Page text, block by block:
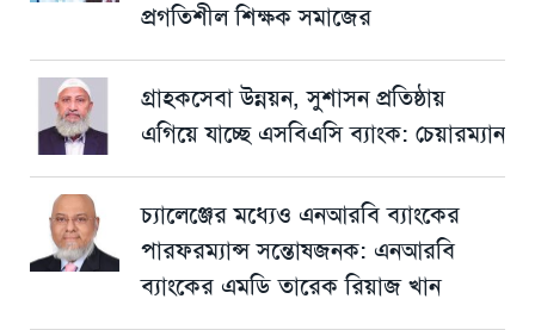
প্রগতিশীল শিক্ষক সমাজের
গ্রাহকসেবা উন্নয়ন, সুশাসন প্রতিষ্ঠায়
এগিয়ে যাচ্ছে এসবিএসি ব্যাংক: চেয়ারম্যান
চ্যালেঞ্জের মধ্যেও এনআরবি ব্যাংকের
পারফরম্যান্স সন্তোষজনক: এনআরবি
ব্যাংকের এমডি তারেক রিয়াজ খান